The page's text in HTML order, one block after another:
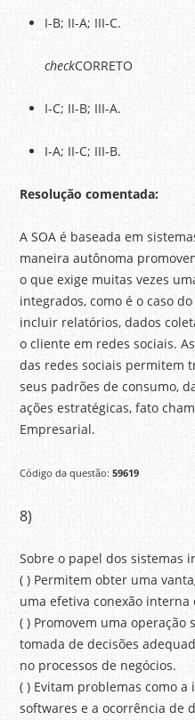
I-B; II-A; III-C.
checkCORRETO
I-C; II-B; III-A.
I-A; II-C; III-B.
Resolução comentada:
A SOA é baseada em
maneira autônoma
o que exige muitas vezes
integrados, como é o caso
incluir relatórios, dados
o cliente em redes sociais.
das redes sociais permitem
seus padrões de consumo,
ações estratégicas, fato
Empresarial.
Código da questão:59619
8)
Sobre o papel dos sistemas
( ) Permitem obter uma
uma efetiva conexão interna
( ) Promovem uma
tomada de decisões
no processos de negócios.
( ) Evitam problemas como
softwares e a ocorrência de